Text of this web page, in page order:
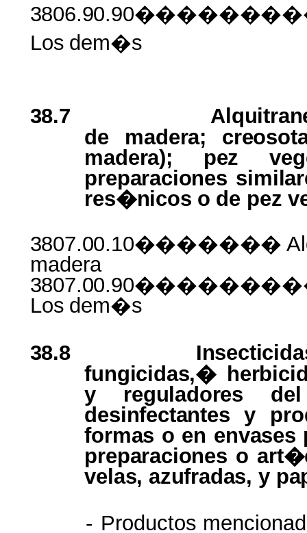
Los dem�s
38.7
de madera;
madera); pez
preparaciones
res�nicos o de pez
3807.00.10�������
madera
Los dem�s
38.8
fungicidas,�
y reguladores
desinfectantesy
formas o en envases
preparaciones o
velas, azufradas, y
- Productos